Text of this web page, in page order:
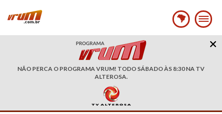
NÃO PERCA O PROGRAMA VRUM! TODO SÁBADO ÀS 8:30 NA TV
ALTEROSA.